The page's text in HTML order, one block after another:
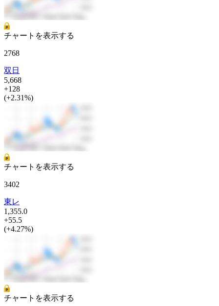
チャートを表示する
2768
双日
5,668
+128
(+2.31%)
チャートを表示する
3402
東レ
1,355.0
+55.5
(+4.27%)
チャートを表示する